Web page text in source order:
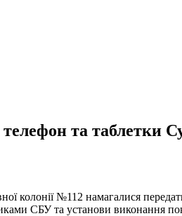
та таблетки
колонії №112 намагалися
СБУ та установи виконання